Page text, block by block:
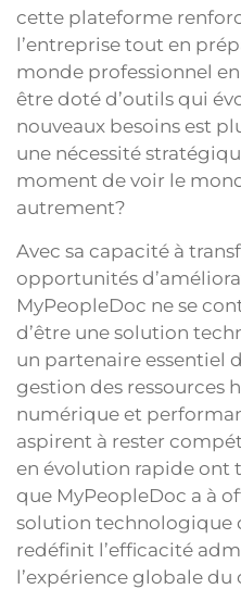
cette plateforme
l’entreprise tout en
monde professionnel
être doté d’outils qui
nouveaux besoins est
une nécessité
moment de voir le
autrement?
Avec sa capacité à
opportunités
MyPeopleDoc ne se
d’être une solution
un partenaire essentiel
gestion des ressources
numérique et
aspirent à rester
en évolution rapide ont
que MyPeopleDoc a à
solution technologique
redéfinit l’efficacité
l’expérience globale